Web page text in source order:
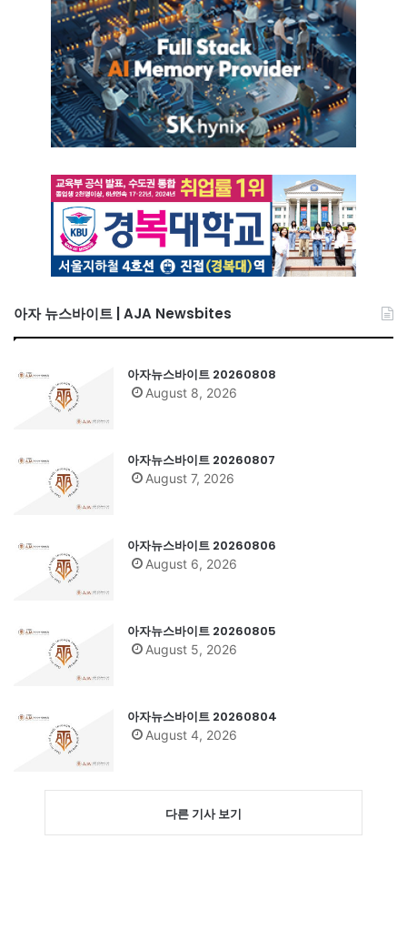
아자 뉴스바이트 | AJA Newsbites
아자뉴스바이트 20260808
August 8, 2026
아자뉴스바이트 20260807
August 7, 2026
아자뉴스바이트 20260806
August 6, 2026
아자뉴스바이트 20260805
August 5, 2026
아자뉴스바이트 20260804
August 4, 2026
다른 기사 보기